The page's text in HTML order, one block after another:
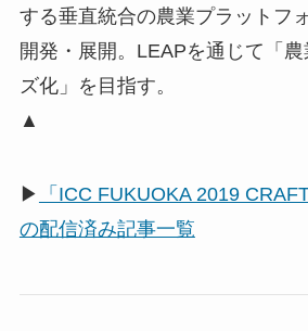
栗田 紘氏seak（シーク）の栗
ろしくお願いします。
私たちは「